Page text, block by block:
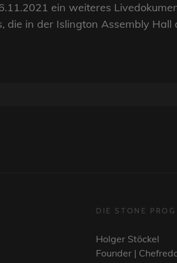
ein weiteres
die in der Islington Assembly Hall
DIE STONE PROG
Holger Stöckel
Founder |